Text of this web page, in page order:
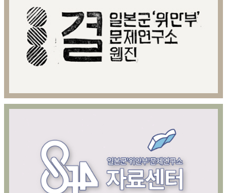
본 영상물은 아카이브814 제공을 위해 제작된 영상콘텐츠이다.